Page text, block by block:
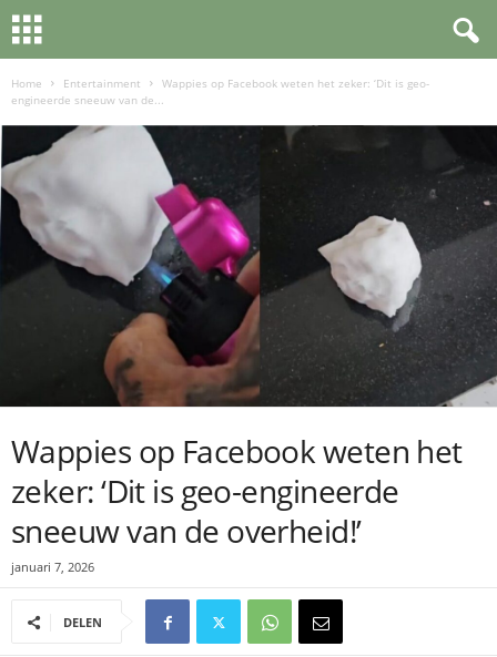
Home Entertainment
Wappies op Facebook weten het zeker: ‘Dit is geo-
engineerde sneeuw van de...
Wappies op Facebook weten het
zeker: ‘Dit is geo-engineerde
sneeuw van de overheid!’
januari 7, 2026
DELEN